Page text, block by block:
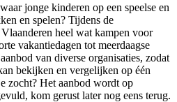
jonge kinderen op een speelse en
en spelen? Tijdens de
heel wat kampen voor
vakantiedagen tot meerdaagse
van diverse organisaties, zodat
bekijken en vergelijken op één
zocht? Het aanbod wordt op
kom gerust later nog eens terug.